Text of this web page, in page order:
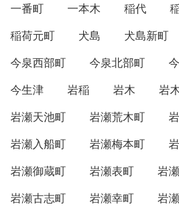
一番町
一本木 稲代
稲荷元町
犬島 犬島新町
今泉西部町
今泉北部町
今生津
岩稲 岩木 岩
岩瀬天池町
岩瀬荒木町
岩瀬入船町
岩瀬梅本町
岩瀬御蔵町
岩瀬表町
岩
岩瀬古志町
岩瀬幸町 岩